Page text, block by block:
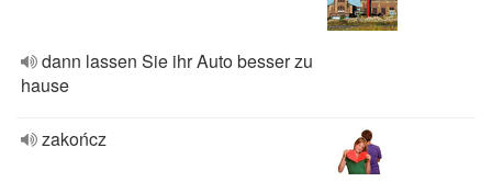
dann lassen Sie ihr Auto besser zu
hause
zakończ